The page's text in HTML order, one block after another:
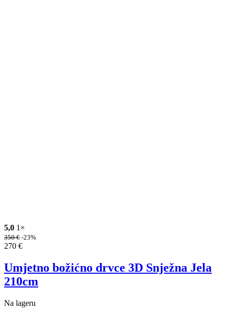
5,0 1×
350€ -23%
270 €
Umjetno božićno drvce 3D Snježna Jela
210cm
Na lageru